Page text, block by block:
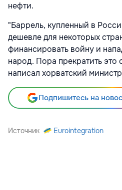
нефти.
"Баррель, купленный в
дешевле для некоторых
финансировать войну и
народ. Пора прекратить это
написал хорватский
Подпишитесь на
Источник Eurointegration